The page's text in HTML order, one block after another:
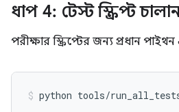
ধাপ 4: টেস্ট স্ক্রিপ্ট
পরীক্ষার স্ক্রিপ্টের জন্য প্রধান
python tools/